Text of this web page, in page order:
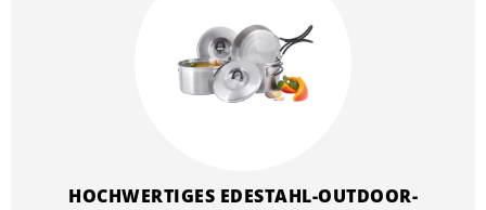
HOCHWERTIGES EDESTAHL-OUTDOOR-